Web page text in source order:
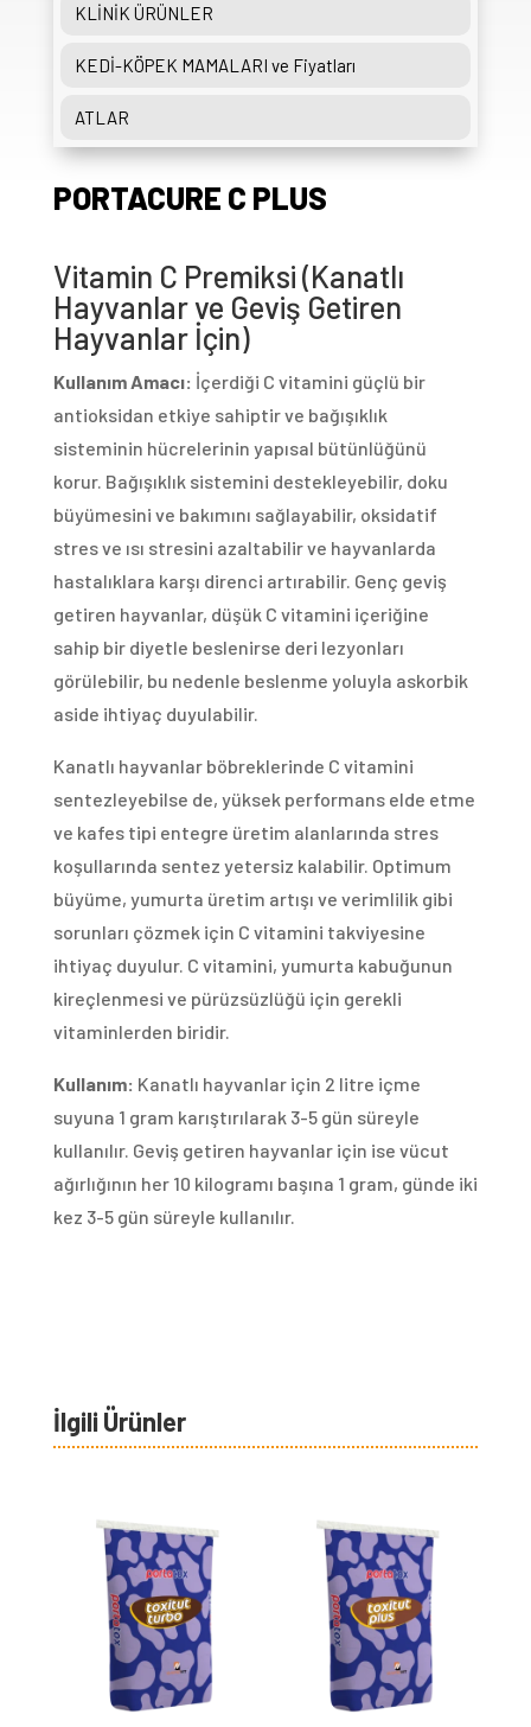
KLİNİK ÜRÜNLER
KEDİ-KÖPEK MAMALARI ve Fiyatları
ATLAR
PORTACURE C PLUS
Vitamin C Premiksi (Kanatlı
Hayvanlar ve Geviş Getiren
Hayvanlar İçin)
Kullanım Amacı: İçerdiği C vitamini güçlü bir
antioksidan etkiye sahiptir ve bağışıklık
sisteminin hücrelerinin yapısal bütünlüğünü
korur. Bağışıklık sistemini destekleyebilir, doku
büyümesini ve bakımını sağlayabilir, oksidatif
stres ve ısı stresini azaltabilir ve hayvanlarda
hastalıklara karşı direnci artırabilir. Genç geviş
getiren hayvanlar, düşük C vitamini içeriğine
sahip bir diyetle beslenirse deri lezyonları
görülebilir, bu nedenle beslenme yoluyla askorbik
aside ihtiyaç duyulabilir.
Kanatlı hayvanlar böbreklerinde C vitamini
sentezleyebilse de, yüksek performans elde etme
ve kafes tipi entegre üretim alanlarında stres
koşullarında sentez yetersiz kalabilir. Optimum
büyüme, yumurta üretim artışı ve verimlilik gibi
sorunları çözmek için C vitamini takviyesine
ihtiyaç duyulur. C vitamini, yumurta kabuğunun
kireçlenmesi ve pürüzsüzlüğü için gerekli
vitaminlerden biridir.
Kullanım: Kanatlı hayvanlar için 2 litre içme
suyuna 1 gram karıştırılarak 3-5 gün süreyle
kullanılır. Geviş getiren hayvanlar için ise vücut
ağırlığının her 10 kilogramı başına 1 gram, günde iki
kez 3-5 gün süreyle kullanılır.
İlgili Ürünler